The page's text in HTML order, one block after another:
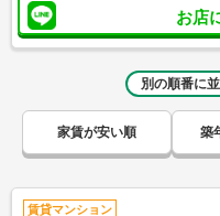
お店
別の順番に
家賃が安い順 築
賃貸マンション